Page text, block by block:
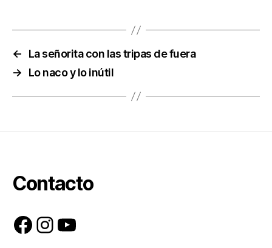
←
La señorita con las tripas de fuera
→
Lo naco y lo inútil
Contacto
Facebook
Instagram
YouTube